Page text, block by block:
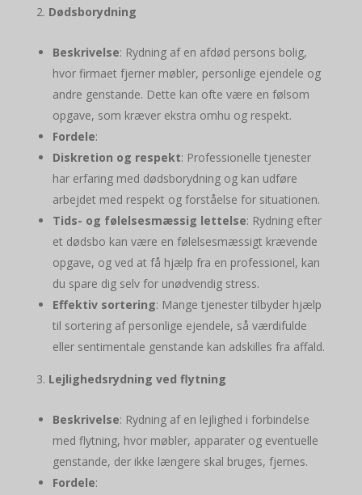
Dødsborydning
Beskrivelse: Rydning af en afdød persons bolig,
hvor firmaet fjerner møbler, personlige ejendele og
andre genstande. Dette kan ofte være en følsom
opgave, som kræver ekstra omhu og respekt.
Fordele:
Diskretion og respekt: Professionelle tjenester
har erfaring med dødsborydning og kan udføre
arbejdet med respekt og forståelse for situationen.
Tids- og følelsesmæssig lettelse: Rydning efter
et dødsbo kan være en følelsesmæssigt krævende
opgave, og ved at få hjælp fra en professionel, kan
du spare dig selv for unødvendig stress.
Effektiv sortering: Mange tjenester tilbyder hjælp
til sortering af personlige ejendele, så værdifulde
eller sentimentale genstande kan adskilles fra affald.
Lejlighedsrydning ved flytning
Beskrivelse: Rydning af en lejlighed i forbindelse
med flytning, hvor møbler, apparater og eventuelle
genstande, der ikke længere skal bruges, fjernes.
Fordele: